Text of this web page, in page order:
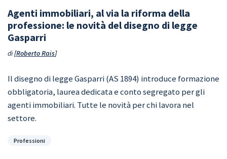
Agenti immobiliari, al via la riforma della
professione: le novità del disegno di legge
Gasparri
di Roberto Rais
Il disegno di legge Gasparri (AS 1894) introduce formazione
obbligatoria, laurea dedicata e conto segregato per gli
agenti immobiliari. Tutte le novità per chi lavora nel
settore.
Categorie
Professioni